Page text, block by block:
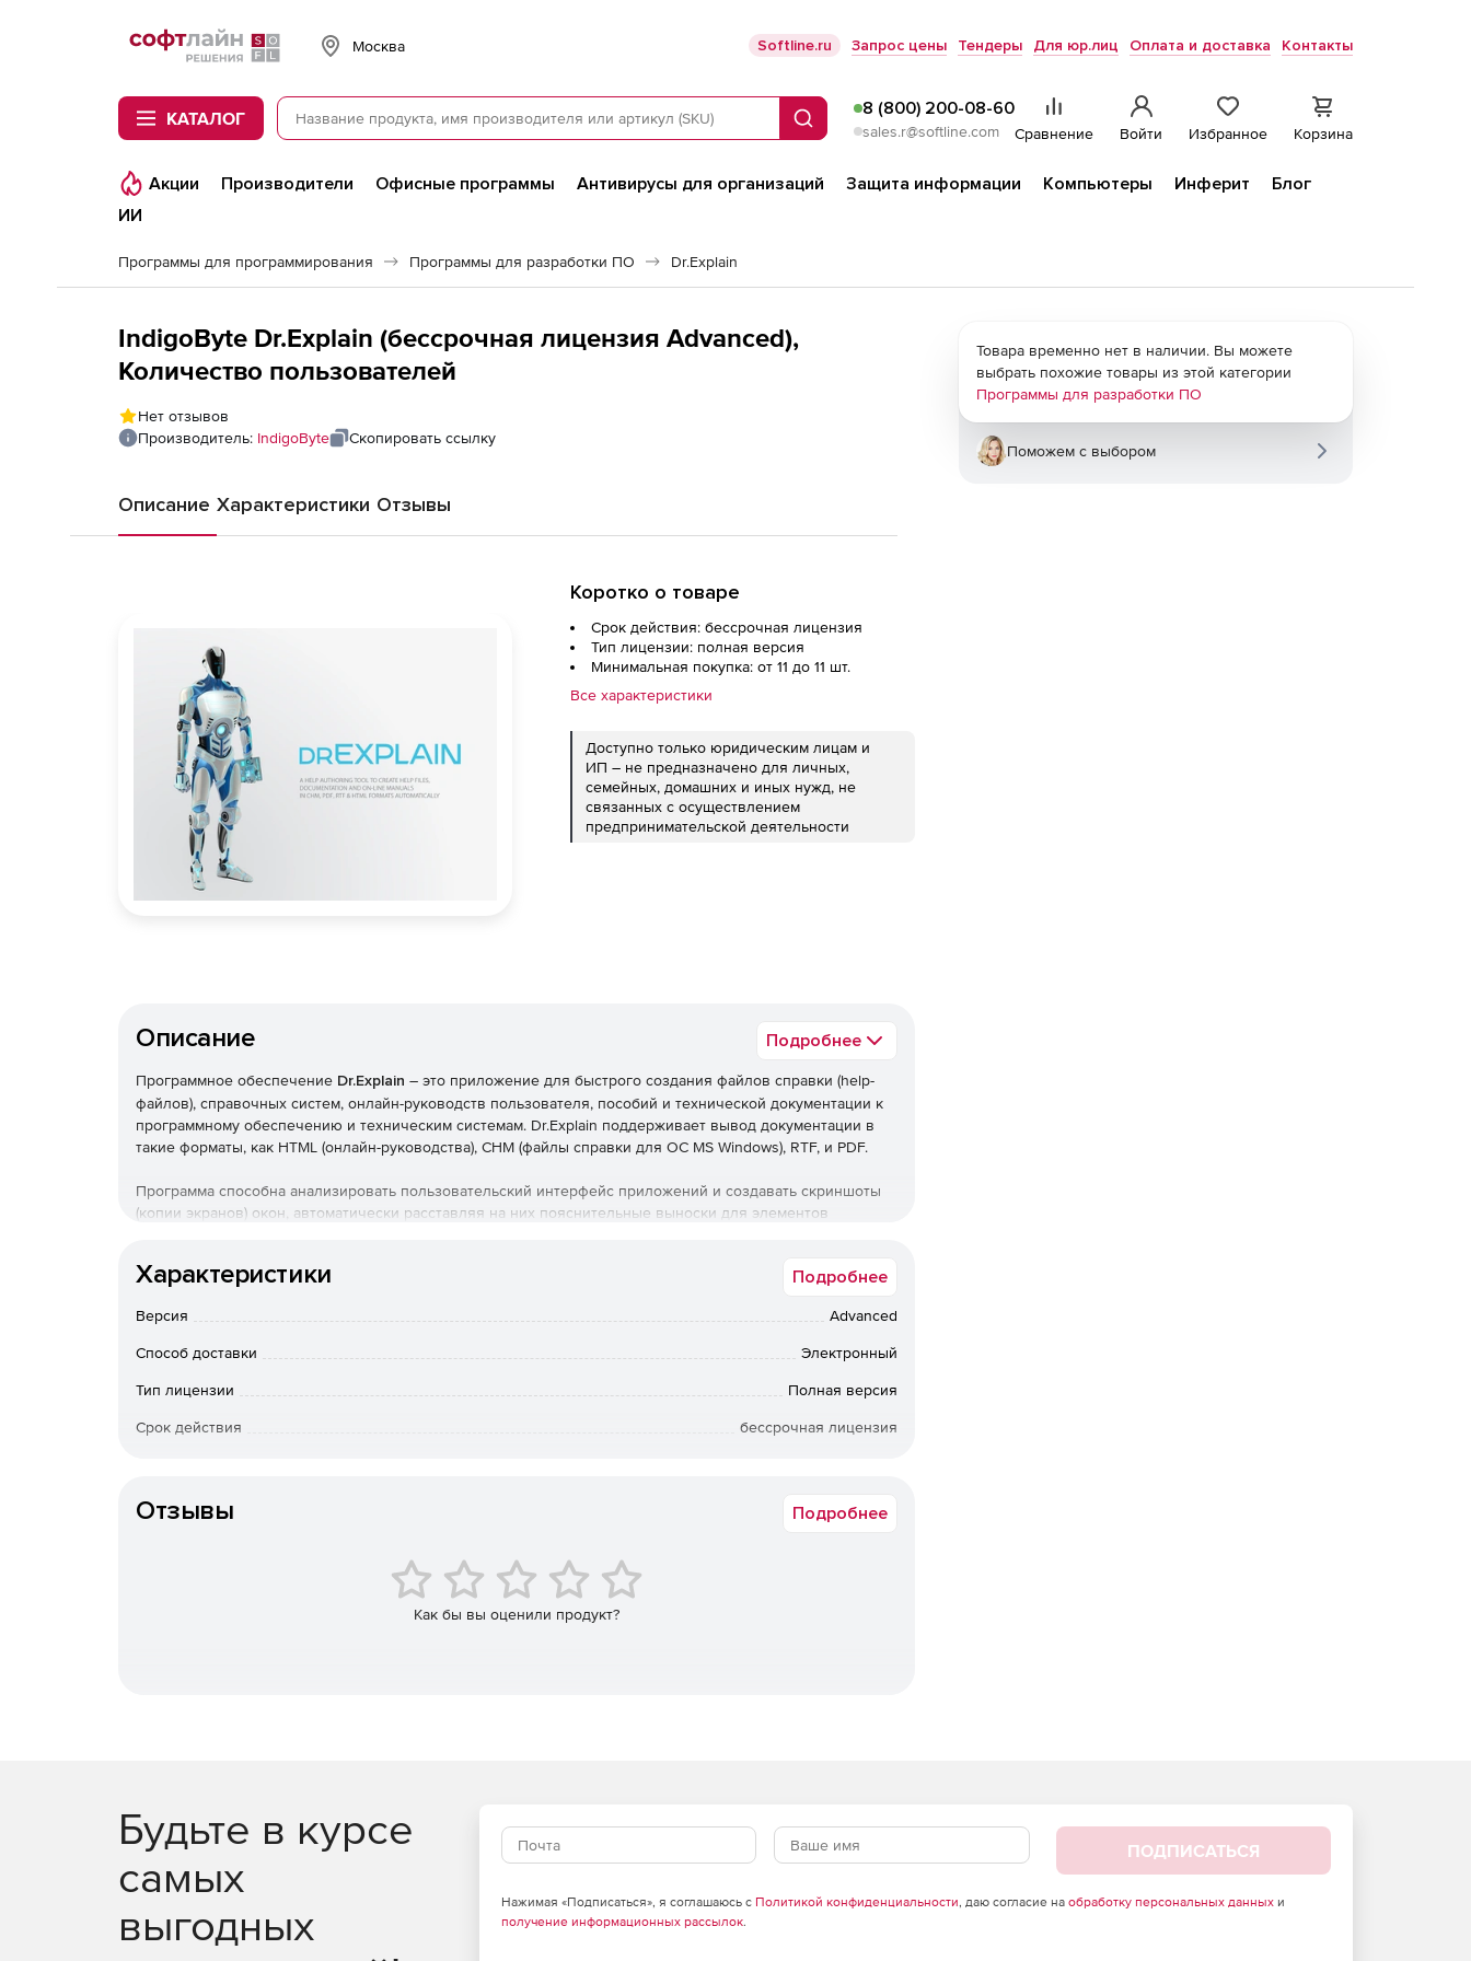
Softline
Москва Softline.ru Запрос цены Тендеры Для юр.лиц Оплата и доставка Контакты
КАТАЛОГ Поиск
8 (800) 200-08-60
sales.r@softline.com Сравнение Войти Избранное Корзина
Акции Производители Офисные программы Антивирусы для организаций Защита информации Компьютеры Инферит
Блог
ИИ
Программы для программирования Программы для разработки ПО Dr.Explain
IndigoByte Dr.Explain (бессрочная лицензия Advanced),
Количество пользователей
Нет отзывов
Производитель: IndigoByte Скопировать ссылку
Описание Характеристики Отзывы
Коротко о товаре
Срок действия: бессрочная лицензия
Тип лицензии: полная версия
Минимальная покупка: от 11 до 11 шт.
Все характеристики
Доступно только юридическим лицам и
ИП – не предназначено для личных,
семейных, домашних и иных нужд, не
связанных с осуществлением
предпринимательской деятельности
Описание Подробнее
Программное обеспечение Dr.Explain – это приложение для быстрого создания файлов справки (help-
файлов), справочных систем, онлайн-руководств пользователя, пособий и технической документации к
программному обеспечению и техническим системам. Dr.Explain поддерживает вывод документации в
такие форматы, как HTML (онлайн-руководства), CHM (файлы справки для ОС MS Windows), RTF, и PDF.
Программа способна анализировать пользовательский интерфейс приложений и создавать скриншоты
(копии экранов) окон, автоматически расставляя на них пояснительные выноски для элементов
на ПО.
Ключевые возможности:
Интегрированная утилита захвата и анализа программных окон и экранов (скриншотов), помогающая
быстро создавать технические иллюстрации для программ.
Создание пользовательской документации из единого источника в различных форматах.
Редактор аннотаций изображений для быстрого создания пояснительных выносок на технических
Возможность добавлять функции поиска и индексации в справки без использования
программирования (PHP, ASP, и т.д.) или баз данных на стороне сервера.
Поддержка мультибайтовых кодировок и языков с обратным написанием (RTL).
Характеристики Подробнее
Версия Advanced
Способ доставки Электронный
Тип лицензии Полная версия
Срок действия бессрочная лицензия
Отзывы Подробнее
Как бы вы оценили продукт?
Товара временно нет в наличии. Вы можете
выбрать похожие товары из этой категории
Программы для разработки ПО
Поможем с выбором
Будьте в курсе
самых
выгодных
ПОДПИСАТЬСЯ
Нажимая «Подписаться», я соглашаюсь с Политикой конфиденциальности, даю согласие на обработку персональных данныхи
получение информационных рассылок.